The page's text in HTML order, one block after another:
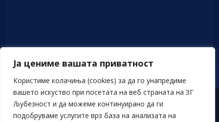
Ја цениме вашата приватност
Користиме колачиња (cookies) за да го унапредиме
вашето искуство при посетата на веб страната на ЗГ
Љубезност и да можеме континуирано да ги
подобруваме услугите врз база на анализата на
Политика на приватност